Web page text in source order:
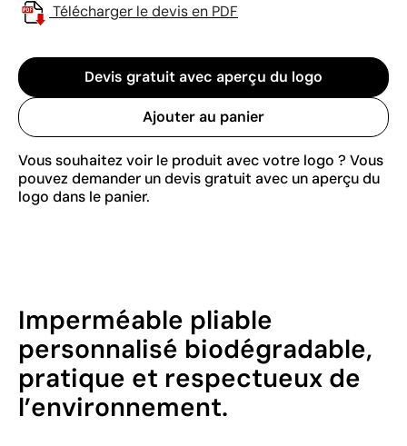
Télécharger le devis en PDF
Devis gratuit avec aperçu du logo
Ajouter au panier
Vous souhaitez voir le produit avec votre logo ? Vous
pouvez demander un devis gratuit avec un aperçu du
logo dans le panier.
Imperméable pliable
personnalisé biodégradable,
pratique et respectueux de
l’environnement.